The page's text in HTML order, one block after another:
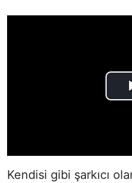
Kendisi gibi şarkıcı